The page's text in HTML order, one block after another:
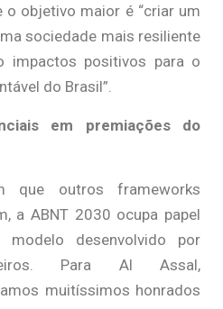
o objetivo maior é “criar um
sociedade mais resiliente
impactos positivos para o
do Brasil”.
em premiações do
que outros frameworks
a ABNT 2030 ocupa papel
desenvolvido por
Para Al Assal,
muitíssimos honrados